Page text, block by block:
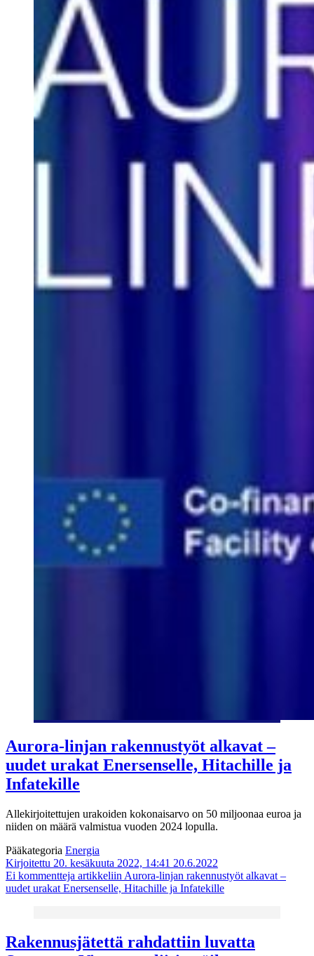
Aurora-linjan rakennustyöt alkavat –
uudet urakat Enersenselle, Hitachille ja
Infatekille
Allekirjoitettujen urakoiden kokonaisarvo on 50 miljoonaa euroa ja
niiden on määrä valmistua vuoden 2024 lopulla.
Pääkategoria Energia
Kirjoitettu 20. kesäkuuta 2022, 14:41 20.6.2022
Ei kommentteja artikkeliin Aurora-linjan rakennustyöt alkavat –
uudet urakat Enersenselle, Hitachille ja Infatekille
Rakennusjätettä rahdattiin luvatta